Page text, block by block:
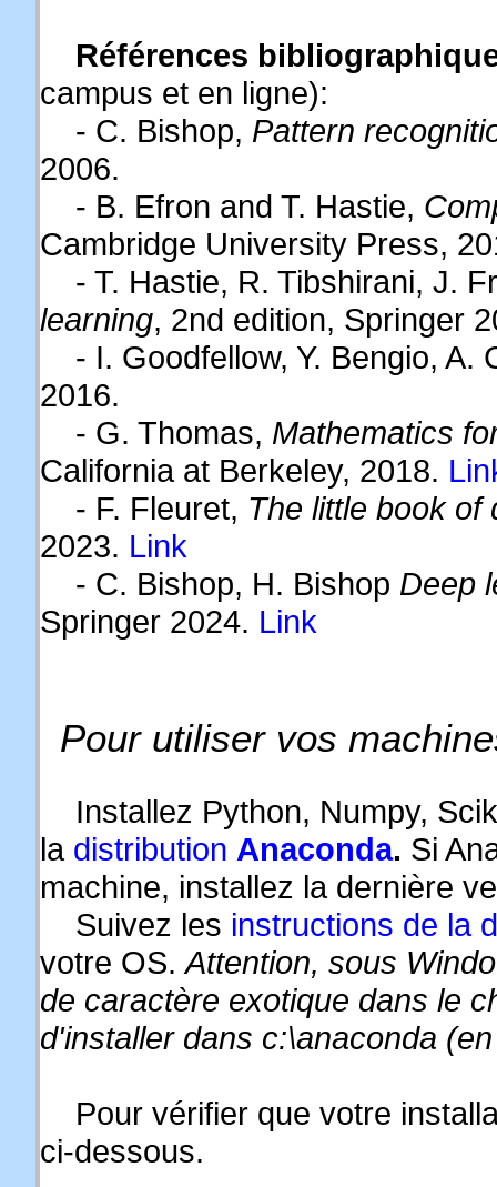
Références
campus et en ligne):
- C. Bishop, Pattern
2006.
- B. Efron and T. Hastie,
Cambridge University Press,
- T. Hastie, R. Tibshirani, J.
learning, 2nd edition, Springer
- I. Goodfellow, Y. Bengio, A.
2016.
- G. Thomas, Mathematics
California at Berkeley, 2018.
- F. Fleuret, The little book of
2023. Link
- C. Bishop, H. Bishop Deep
Springer 2024. Link
Pour utiliser vos
Installez Python, Numpy,
la distribution Anaconda. Si
machine, installez la dernière
Suivez les instructions de la
votre OS.Attention, sous
de caractère exotique dans le
d'installer dans c:\anaconda
Pour vérifier que votre
ci-dessous.